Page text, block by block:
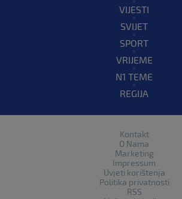
VIJESTI
SVIJET
SPORT
VRIJEME
N1 TEME
REGIJA
Kontakt
O Nama
Marketing
Impressum
Uvjeti korištenja
Politika privatnosti
RSS